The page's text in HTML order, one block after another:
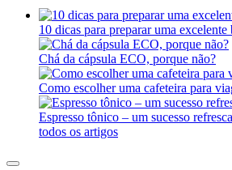
10 dicas para preparar uma excelente
Chá da cápsula ECO, porque não?
Como escolher uma cafeteira para
Espresso tônico – um sucesso
todos os artigos